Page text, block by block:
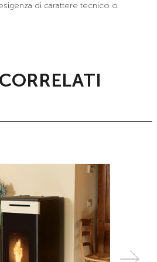
di carattere tecnico o
CORRELATI